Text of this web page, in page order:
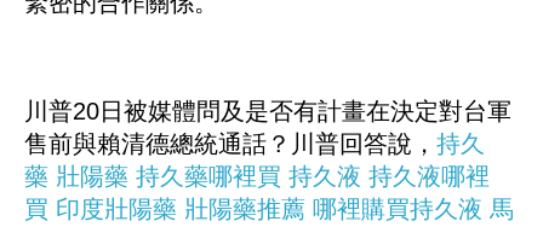
川普20日被媒體問及是否有計畫在決定對台軍
售前與賴清德總統通話？川普回答說， 持久
藥 壯陽藥 持久藥哪裡買 持久液 持久液哪裡
買 印度壯陽藥 壯陽藥推薦 哪裡購買持久液 馬